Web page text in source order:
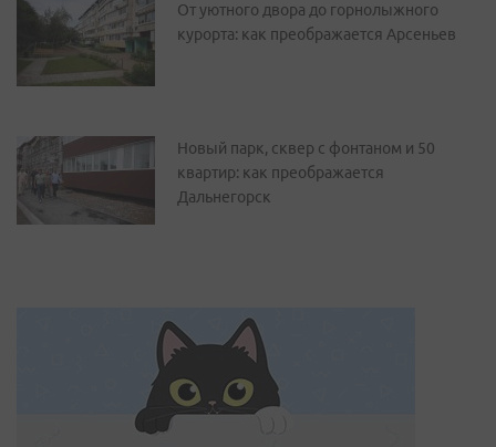
От уютного двора до горнолыжного
курорта: как преображается Арсеньев
Новый парк, сквер с фонтаном и 50
квартир: как преображается
Дальнегорск